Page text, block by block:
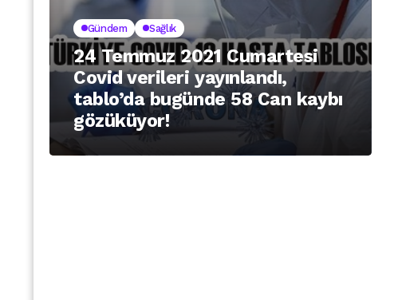
Gündem Sağlık
24 Temmuz 2021 Cumartesi
Covid verileri yayınlandı,
tablo’da bugünde 58 Can kaybı
gözüküyor!